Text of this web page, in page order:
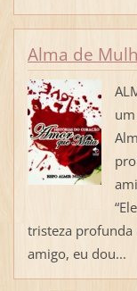
Alma de
tristeza profunda
amigo, eu dou...